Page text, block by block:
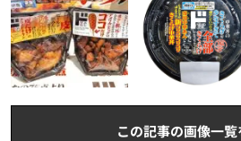
この記事の画像一覧